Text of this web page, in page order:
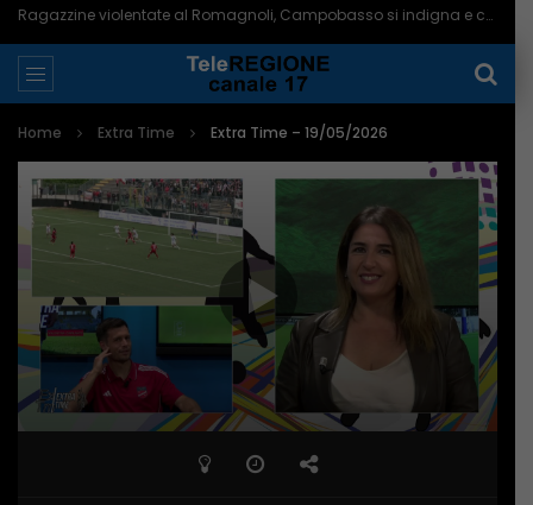
Ragazzine violentate al Romagnoli, Campobasso si indigna e chiede più controlli – 06/08/2026
Home Extra Time Extra Time – 19/05/2026